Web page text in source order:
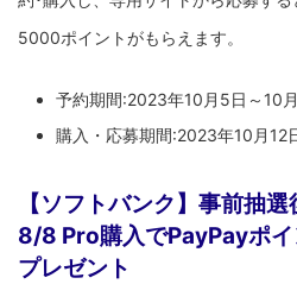
5000ポイントがもらえます。
予約期間:2023年10月5日～10
購入・応募期間:2023年10月12
【ソフトバンク】事前抽
8/8 Pro購入でPayPayポ
プレゼント